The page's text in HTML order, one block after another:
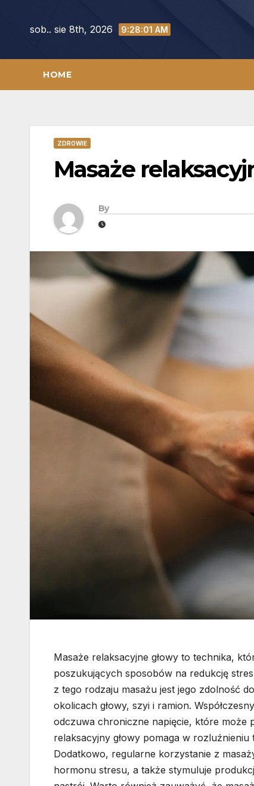
sob.. sie 8th, 2026 9:28:02 AM
HOME
ZDROWIE
Masaże
By
Masaże relaksacyjne głowy to technika,
poszukujących sposobów na redukcję
z tego rodzaju masażu jest jego zdolność
okolicach głowy, szyi i ramion.
odczuwa chroniczne napięcie, które może
relaksacyjny głowy pomaga w
Dodatkowo, regularne korzystanie z
hormonu stresu, a także stymuluje